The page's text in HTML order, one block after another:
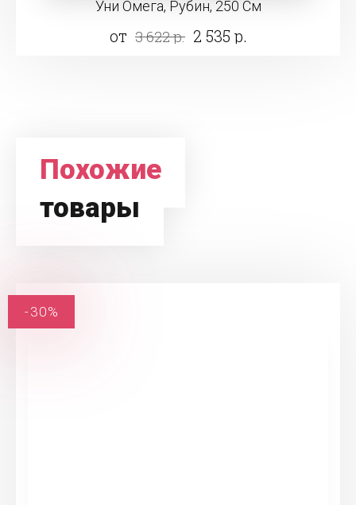
Уни Омега, Рубин, 250 См
от 3 622 р. 2 535 р.
Похожие
товары
-30%